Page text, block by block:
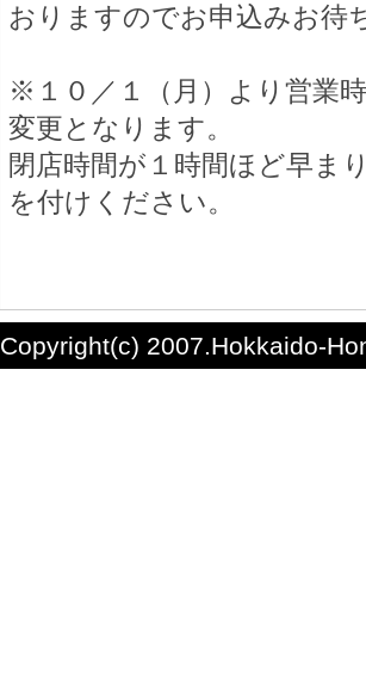
おりますのでお申込みお待
※１０／１（月）より営業
変更となります。
閉店時間が１時間ほど早ま
を付けください。
Copyright(c) 2007.Hokkaido-